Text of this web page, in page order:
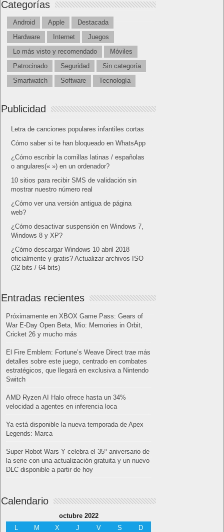
Categorías
Android Apple
Destacada
Hardware
Internet
Juegos
Lo más visto y recomendado
Móviles
Patrocinado
Seguridad
Sin categoría
Smartwatch
Software Tecnología
Publicidad
Letra de canciones populares infantiles cortas
Cómo saber si te han bloqueado en WhatsApp
¿Cómo escribir la comillas latinas / españolas
o angulares(« ») en un ordenador?
10 sitios para recibir SMS de validación sin
mostrar nuestro número real
¿Cómo ver una versión antigua de página
web?
¿Cómo desactivar suspensión en Windows 7,
Windows 8 y XP?
¿Cómo descargar Windows 10 abril 2018
oficialmente y gratis? Actualizar archivos ISO
(32 bits / 64 bits)
Entradas recientes
Próximamente en XBOX Game Pass: Gears of
War E-Day Open Beta, Mio: Memories in Orbit,
Cricket 26 y mucho más
El Fire Emblem: Fortune’s Weave Direct trae más
detalles sobre este juego, centrado en combates
estratégicos, que llegará en exclusiva a Nintendo
Switch
AMD Ryzen AI Halo ofrece hasta un 34%
velocidad a agentes en inferencia loca
Ya está disponible la nueva temporada de Apex
Legends: Marca
Super Robot Wars Y celebra el 35º aniversario de
la serie con una actualización gratuita y un nuevo
DLC disponible a partir de hoy
Calendario
octubre 2022
L
M X J V S D